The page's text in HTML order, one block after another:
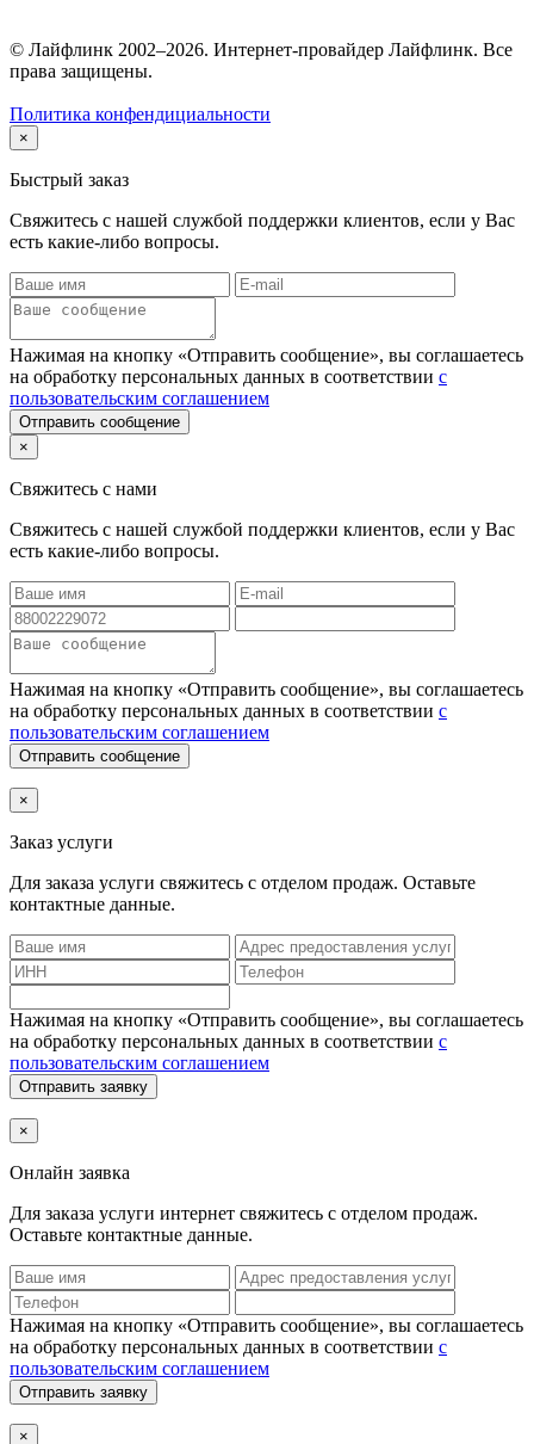
© Лайфлинк 2002–2026. Интернет-провайдер Лайфлинк. Все
права защищены.
Политика конфендициальности
×
Быстрый заказ
Свяжитесь с нашей службой поддержки клиентов, если у Вас
есть какие-либо вопросы.
Нажимая на кнопку «Отправить сообщение», вы соглашаетесь
на обработку персональных данных в соответствии с
пользовательским соглашением
Отправить сообщение
×
Свяжитесь с нами
Свяжитесь с нашей службой поддержки клиентов, если у Вас
есть какие-либо вопросы.
Нажимая на кнопку «Отправить сообщение», вы соглашаетесь
на обработку персональных данных в соответствии с
пользовательским соглашением
Отправить сообщение
×
Заказ услуги
Для заказа услуги свяжитесь с отделом продаж. Оставьте
контактные данные.
Нажимая на кнопку «Отправить сообщение», вы соглашаетесь
на обработку персональных данных в соответствии с
пользовательским соглашением
Отправить заявку
×
Онлайн заявка
Для заказа услуги интернет свяжитесь с отделом продаж.
Оставьте контактные данные.
Нажимая на кнопку «Отправить сообщение», вы соглашаетесь
на обработку персональных данных в соответствии с
пользовательским соглашением
Отправить заявку
×